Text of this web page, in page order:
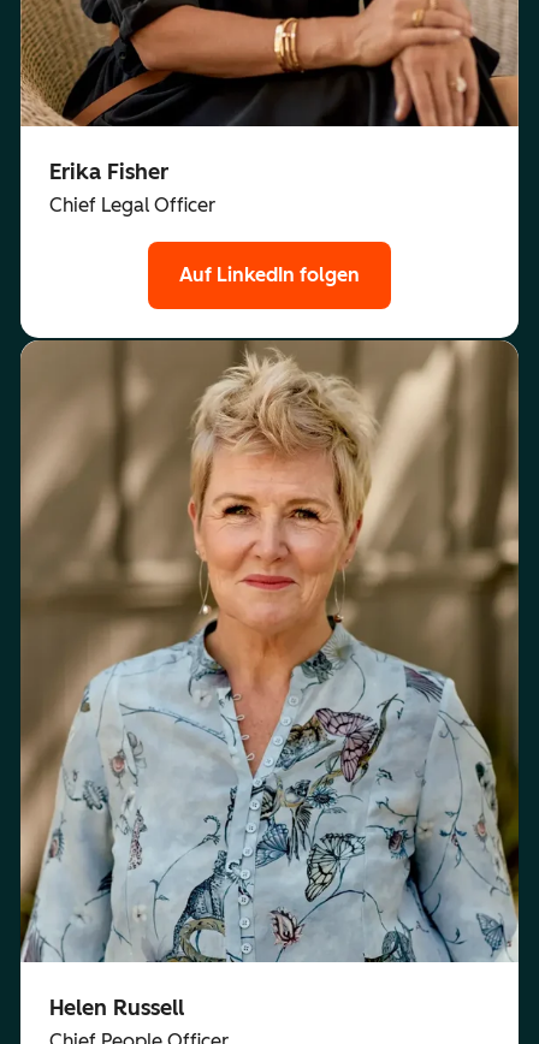
Erika Fisher
Chief Legal Officer
Auf LinkedIn folgen
Helen Russell